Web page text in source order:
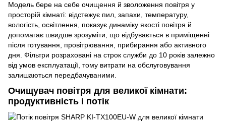
Модель бере на себе очищення й зволоження повітря у
просторій кімнаті: відстежує пил, запахи, температуру,
вологість, освітлення, показує динаміку якості повітря й
допомагає швидше зрозуміти, що відбувається в приміщенні
після готування, провітрювання, прибирання або активного
дня. Фільтри розраховані на строк служби до 10 років залежно
від умов експлуатації, тому витрати на обслуговування
залишаються передбачуваними.
Очищувач повітря для великої кімнати:
продуктивність і потік